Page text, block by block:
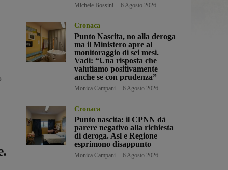
Michele Bossini 6 Agosto 2026
Cronaca
Punto Nascita, no alla deroga
ma il Ministero apre al
monitoraggio di sei mesi.
Vadi: “Una risposta che
valutiamo positivamente
anche se con prudenza”
Monica Campani 6 Agosto 2026
Cronaca
Punto nascita: il CPNN dà
parere negativo alla richiesta
di deroga. Asl e Regione
esprimono disappunto
Monica Campani 6 Agosto 2026